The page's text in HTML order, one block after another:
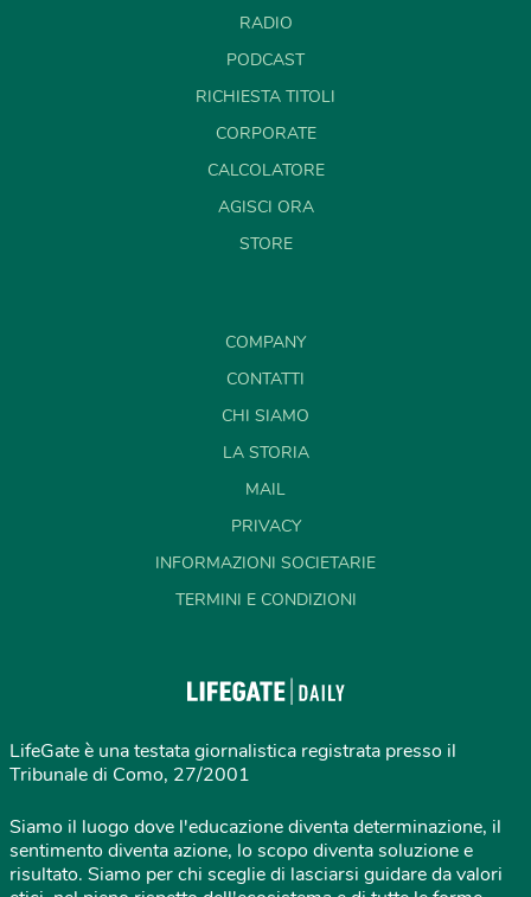
RADIO
PODCAST
RICHIESTA TITOLI
CORPORATE
CALCOLATORE
AGISCI ORA
STORE
COMPANY
CONTATTI
CHI SIAMO
LA STORIA
MAIL
PRIVACY
INFORMAZIONI SOCIETARIE
TERMINI E CONDIZIONI
LifeGate è una testata giornalistica registrata presso il
Tribunale di Como, 27/2001
Siamo il luogo dove l'educazione diventa determinazione, il
sentimento diventa azione, lo scopo diventa soluzione e
risultato. Siamo per chi sceglie di lasciarsi guidare da valori